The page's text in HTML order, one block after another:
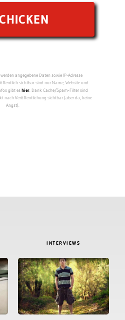
angegebene Daten sowie IP-Adresse
sichtbar sind nur Name, Website und
gibt eshier. Dank Cache/Spam-Filter sind
nach Veröffentlichung sichtbar (aber da, keine
Angst).
INTERVIEWS